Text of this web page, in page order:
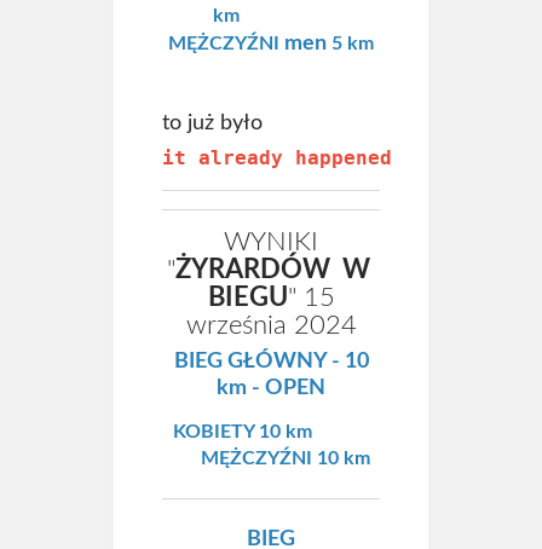
km
MĘŻCZYŹNI men 5 km
to już było
it already happened
WYNIKI
"ŻYRARDÓW W
BIEGU" 15
września 2024
BIEG GŁÓWNY - 10
km - OPEN
KOBIETY 10 km
MĘŻCZYŹNI 10 km
BIEG